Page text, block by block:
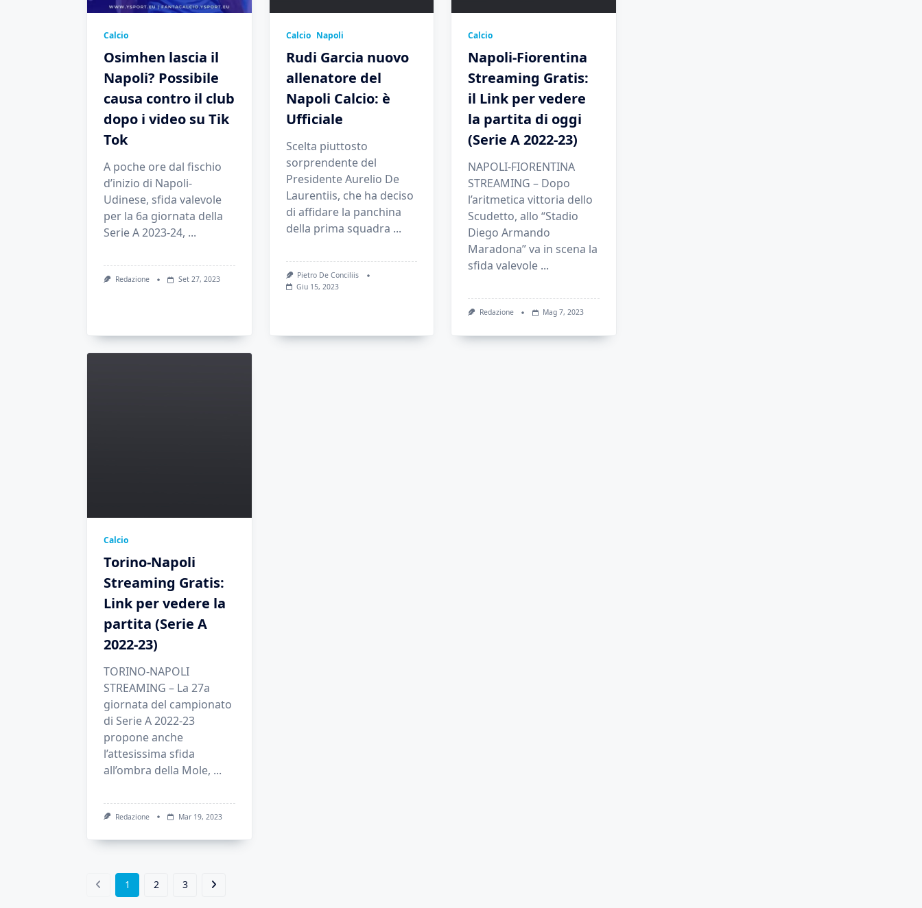
Calcio
Osimhen lascia il
Napoli? Possibile
causa contro il club
dopo i video su Tik
Tok
A poche ore dal fischio
d’inizio di Napoli-
Udinese, sfida valevole
per la 6a giornata della
Serie A 2023-24, ...
Redazione Set 27, 2023
Calcio Napoli
Rudi Garcia nuovo
allenatore del
Napoli Calcio: è
Ufficiale
Scelta piuttosto
sorprendente del
Presidente Aurelio De
Laurentiis, che ha deciso
di affidare la panchina
della prima squadra ...
Pietro De Conciliis
Giu 15, 2023
Calcio
Napoli-Fiorentina
Streaming Gratis:
il Link per vedere
la partita di oggi
(Serie A 2022-23)
NAPOLI-FIORENTINA
STREAMING – Dopo
l’aritmetica vittoria dello
Scudetto, allo “Stadio
Diego Armando
Maradona” va in scena la
sfida valevole ...
Redazione Mag 7, 2023
Calcio
Torino-Napoli
Streaming Gratis:
Link per vedere la
partita (Serie A
2022-23)
TORINO-NAPOLI
STREAMING – La 27a
giornata del campionato
di Serie A 2022-23
propone anche
l’attesissima sfida
all’ombra della Mole, ...
Redazione Mar 19, 2023
1 2 3